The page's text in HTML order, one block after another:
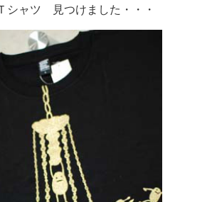
ャツ 見つけました・・・